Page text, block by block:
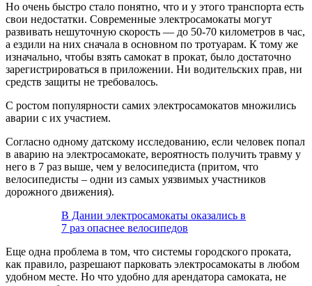
Но очень быстро стало понятно, что и у этого транспорта есть
свои недостатки. Современные электросамокаты могут
развивать нешуточную скорость — до 50-70 километров в час,
а ездили на них сначала в основном по тротуарам. К тому же
изначально, чтобы взять самокат в прокат, было достаточно
зарегистрироваться в приложении. Ни водительских прав, ни
средств защиты не требовалось.
С ростом популярности самих электросамокатов множились
аварии с их участием.
Согласно одному датскому исследованию, если человек попал
в аварию на электросамокате, вероятность получить травму у
него в 7 раз выше, чем у велосипедиста (притом, что
велосипедисты – одни из самых уязвимых участников
дорожного движения).
В Дании электросамокаты оказались в
7 раз опаснее велосипедов
Еще одна проблема в том, что системы городского проката,
как правило, разрешают парковать электросамокаты в любом
удобном месте. Но что удобно для арендатора самоката, не